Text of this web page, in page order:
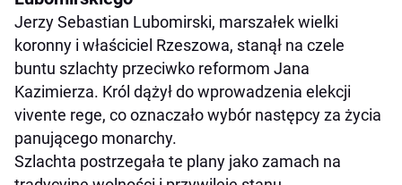
Jerzy Sebastian Lubomirski, marszałek wielki
koronny i właściciel Rzeszowa, stanął na czele
buntu szlachty przeciwko reformom Jana
Kazimierza. Król dążył do wprowadzenia elekcji
vivente rege, co oznaczało wybór następcy za życia
panującego monarchy.
Szlachta postrzegała te plany jako zamach na